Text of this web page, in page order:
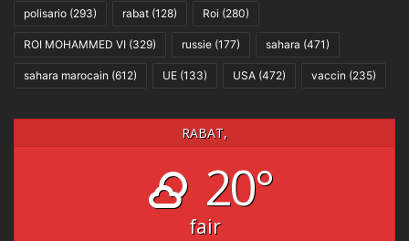
polisario (293) rabat (128) Roi (280)
ROI MOHAMMED VI (329) russie (177) sahara (471)
sahara marocain (612) UE (133) USA (472) vaccin (235)
RABAT,
20°
fair